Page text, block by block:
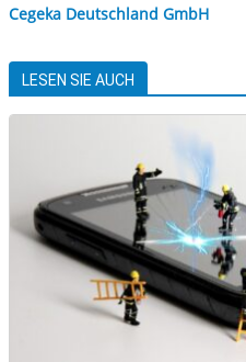
Cegeka Deutschland GmbH
LESEN SIE AUCH